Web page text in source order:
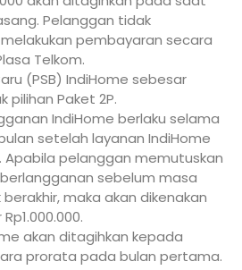
Pelanggan tidak
pembayaran secara
Telkom.
(PSB) IndiHome sebesar
pilihan Paket 2P.
IndiHome berlaku selama
setelah layanan IndiHome
pelanggan memutuskan
sebelum masa
maka akan dikenakan
akan ditagihkan kepada
prorata pada bulan pertama.